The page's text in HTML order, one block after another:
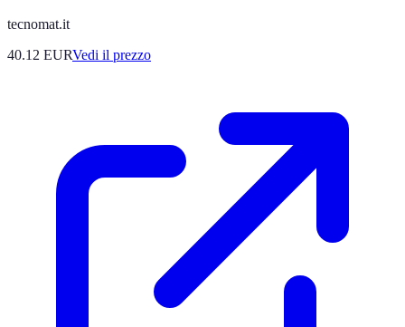
tecnomat.it
40.12 EURVedi il prezzo